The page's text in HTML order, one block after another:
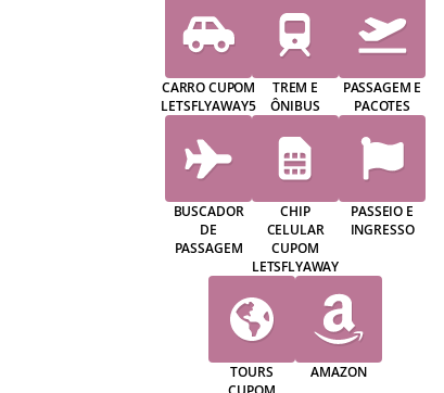
CARRO CUPOM
LETSFLYAWAY5
TREM E
ÔNIBUS
PASSAGEM E
PACOTES
BUSCADOR
DE
PASSAGEM
CHIP
CELULAR
CUPOM
LETSFLYAWAY
PASSEIO E
INGRESSO
TOURS
AMAZON